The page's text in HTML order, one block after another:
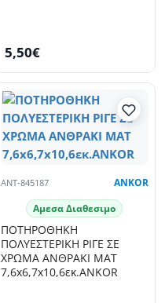
5,50€
ANT-845187 ANKOR
Αμεσα Διαθεσιμο
ΠΟΤΗΡΟΘΗΚΗ
ΠΟΛΥΕΣΤΕΡΙΚΗ ΡΙΓΕ ΣΕ
ΧΡΩΜΑ ΑΝΘΡΑΚΙ ΜΑΤ
7,6x6,7x10,6εκ.ANKOR